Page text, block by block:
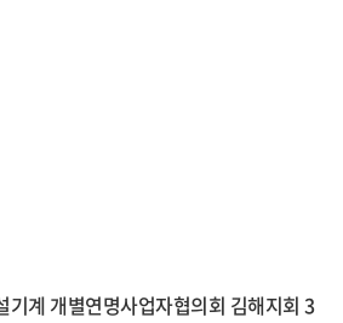
계 개별연명사업자협의회 김해지회 3